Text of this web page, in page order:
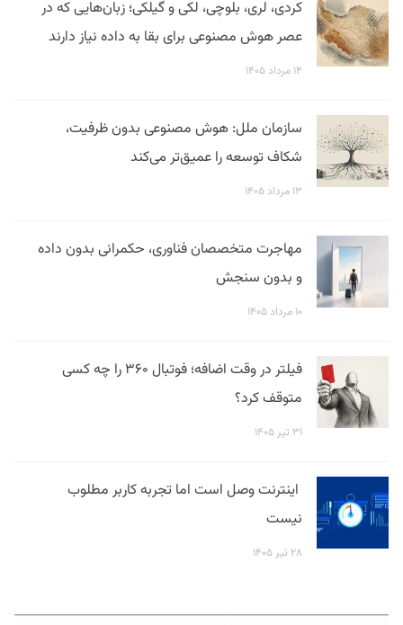
کردی، لری، بلوچی، لکی و گیلکی؛ زبان‌هایی که در
عصر هوش مصنوعی برای بقا به داده نیاز دارند
۱۴ مرداد ۱۴۰۵
سازمان ملل: هوش مصنوعی بدون ظرفیت،
شکاف توسعه را عمیق‌تر می‌کند
۱۳ مرداد ۱۴۰۵
مهاجرت متخصصان فناوری، حکمرانی بدون داده
و بدون سنجش
۱۰ مرداد ۱۴۰۵
فیلتر در وقت اضافه؛ فوتبال ۳۶۰ را چه کسی
متوقف کرد؟
۳۱ تیر ۱۴۰۵
اینترنت وصل است اما تجربه کاربر مطلوب
نیست
۲۸ تیر ۱۴۰۵